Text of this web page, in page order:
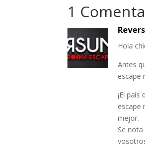
1
Hola
Antes
escape
¡El
escape
mejor.
Se